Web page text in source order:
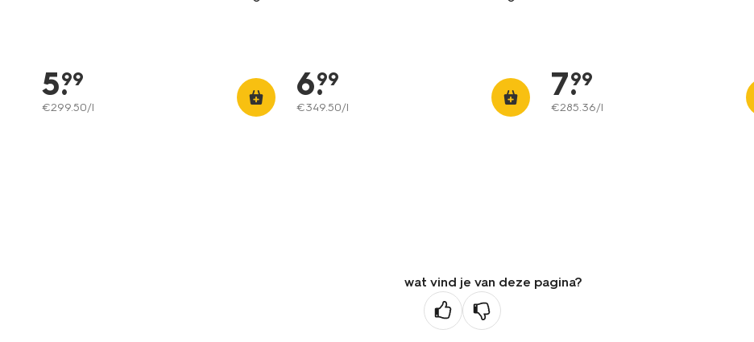
5.
99
€299.50/l
6.
99
€349.50/l
7.
99
€285.36/l
wat vind je van deze pagina?